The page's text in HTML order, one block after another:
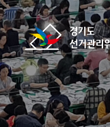
바로가기 메뉴